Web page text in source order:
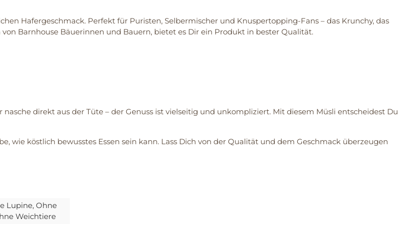
Hafergeschmack. Perfekt für Puristen, Selbermischer und Knuspertopping-Fans – das Krunchy, das
Barnhouse Bäuerinnen und Bauern, bietet es Dir ein Produkt in bester Qualität.
direkt aus der Tüte – der Genuss ist vielseitig und unkompliziert. Mit diesem Müsli entscheidest Du
wie köstlich bewusstes Essen sein kann. Lass Dich von der Qualität und dem Geschmack überzeugen
Lupine, Ohne
Weichtiere